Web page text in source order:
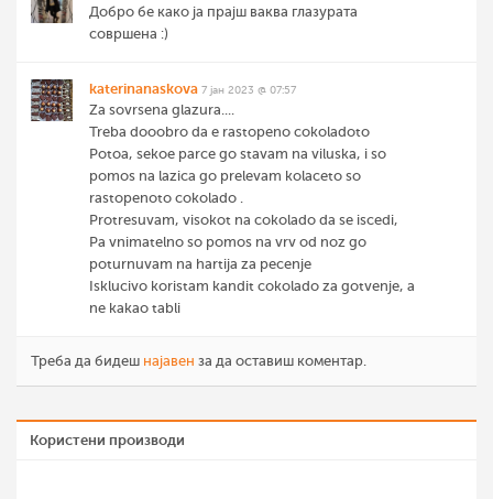
Добро бе како ја прајш ваква глазурата
совршена :)
katerinanaskova 7 јан 2023 @ 07:57
Za sovrsena glazura....
Treba dooobro da e rastopeno cokoladoto
Potoa, sekoe parce go stavam na viluska, i so
pomos na lazica go prelevam kolaceto so
rastopenoto cokolado .
Protresuvam, visokot na cokolado da se iscedi,
Pa vnimatelno so pomos na vrv od noz go
poturnuvam na hartija za pecenje
Isklucivo koristam kandit cokolado za gotvenje, a
ne kakao tabli
Треба да бидеш најавен за да оставиш коментар.
Користени производи